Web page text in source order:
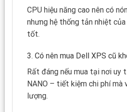
CPU hiệu năng cao nên có
nhưng hệ thống tản nhiệt
tốt.
3. Có nên mua Dell XPS cũ
Rất đáng nếu mua tại nơi uy
NANO – tiết kiệm chi phí mà
lượng.